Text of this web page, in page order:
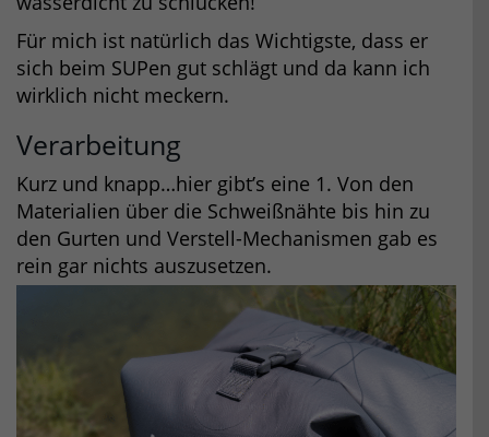
Für mich ist natürlich das Wichtigste, dass er
sich beim SUPen gut schlägt und da kann ich
wirklich nicht meckern.
Verarbeitung
Kurz und knapp…hier gibt’s eine 1. Von den
Materialien über die Schweißnähte bis hin zu
den Gurten und Verstell-Mechanismen gab es
rein gar nichts auszusetzen.